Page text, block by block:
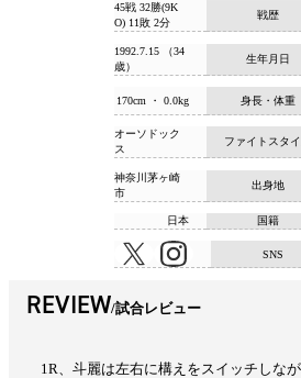
戦歴
45戦 32勝(9K
O) 11敗 2分
生年月日
1992.7.15 （34
歳）
身長・体重
170cm ・ 0.0kg
ファイトスタ
オーソドック
ス
出身地
神奈川茅ヶ崎
市
国籍
日本
SNS
REVIEW 試合レビュー
1R、斗麗は左右に構えをスイッチしな